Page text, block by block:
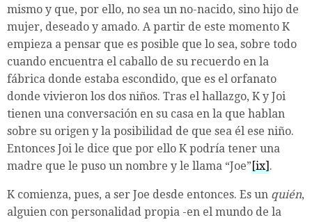
mismo y que, por ello, no sea un no-nacido, sino hijo de
mujer, deseado y amado. A partir de este momento K
empieza a pensar que es posible que lo sea, sobre todo
cuando encuentra el caballo de su recuerdo en la
fábrica donde estaba escondido, que es el orfanato
donde vivieron los dos niños. Tras el hallazgo, K y Joi
tienen una conversación en su casa en la que hablan
sobre su origen y la posibilidad de que sea él ese niño.
Entonces Joi le dice que por ello K podría tener una
madre que le puso un nombre y le llama “Joe”[ix].
K comienza, pues, a ser Joe desde entonces. Es un quién,
alguien con personalidad propia -en el mundo de la